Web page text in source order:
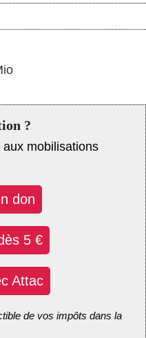
?
mobilisations
don
5 €
Attac
de vos impôts dans la